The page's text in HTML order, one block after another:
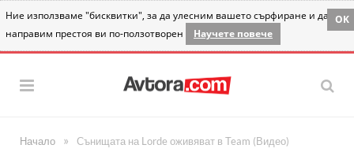
Ние използваме "бисквитки", за да улесним вашето сърфиране и да
направим престоя ви по-ползотворен
Научете повече
OK
Начало » Сънищата на Lorde оживяват в Team (Видео)